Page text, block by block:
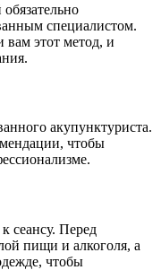
специалистом.
вам этот метод, и
акупунктуриста.
чтобы
сеансу. Перед
пищи и алкоголя, а
чтобы